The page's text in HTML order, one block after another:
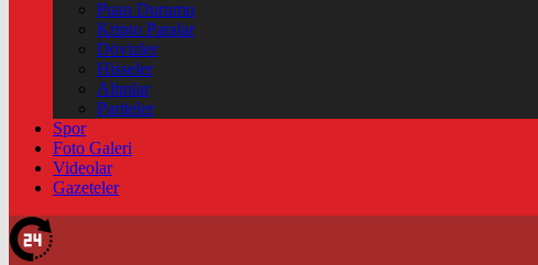
Puan Durumu
Kripto Paralar
Dövizler
Hisseler
Altınlar
Pariteler
Spor
Foto Galeri
Videolar
Gazeteler